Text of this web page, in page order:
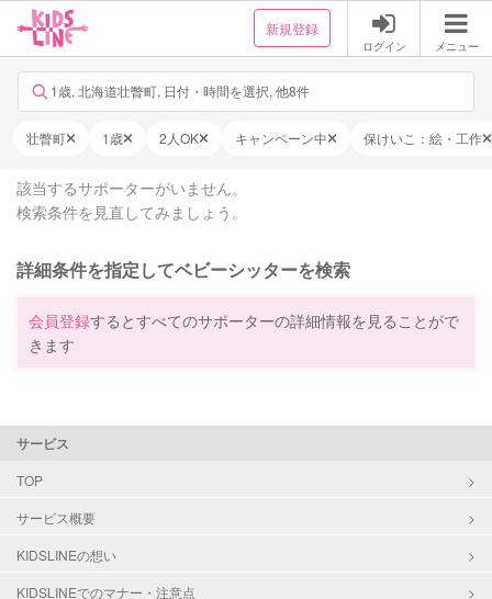
新規登録
ログイン メニュー
1歳, 北海道壮瞥町, 日付・時間を選択, 他8件
壮瞥町 1歳 2人OK キャンペーン中 保けいこ：絵・工作
該当するサポーターがいません。
検索条件を見直してみましょう。
詳細条件を指定してベビーシッターを検索
会員登録するとすべてのサポーターの詳細情報を見ることがで
きます
サービス
TOP
サービス概要
KIDSLINEの想い
KIDSLINEでのマナー・注意点